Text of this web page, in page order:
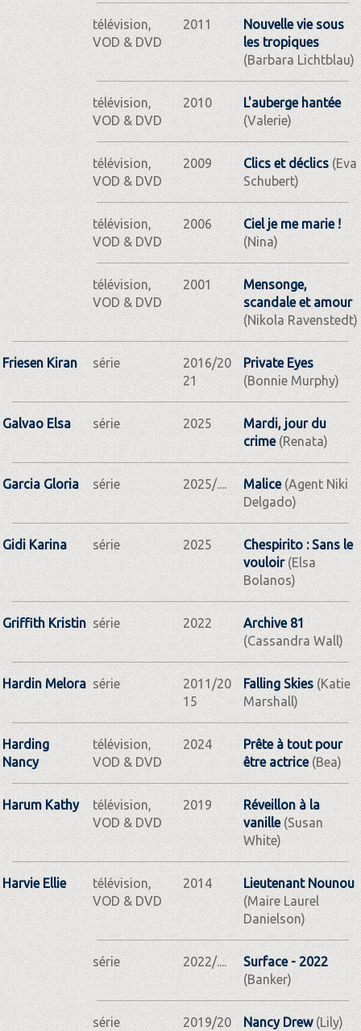
télévision,
VOD & DVD
2011
Nouvelle vie sous
les tropiques
(Barbara Lichtblau)
télévision,
VOD & DVD
2010
L'auberge hantée
(Valerie)
télévision,
VOD & DVD
2009 Clics et déclics(Eva
Schubert)
télévision,
VOD & DVD
2006
Ciel je me marie !
(Nina)
télévision,
VOD & DVD
2001
Mensonge,
scandale et amour
(Nikola Ravenstedt)
Friesen Kiran série
2016/20
21
Private Eyes
(Bonnie Murphy)
Galvao Elsa série 2025
Mardi, jour du
crime(Renata)
Garcia Gloria série 2025/.... Malice(Agent Niki
Delgado)
Gidi Karina série 2025
Chespirito : Sans le
vouloir(Elsa
Bolanos)
Griffith Kristin série 2022
Archive 81
(Cassandra Wall)
Hardin Melora série
2011/20
15
Falling Skies(Katie
Marshall)
Harding
Nancy
télévision,
VOD & DVD
2024
Prête à tout pour
être actrice(Bea)
Harum Kathy
télévision,
VOD & DVD
2019
Réveillon à la
vanille(Susan
White)
Harvie Ellie
télévision,
VOD & DVD
2014
Lieutenant Nounou
(Maire Laurel
Danielson)
série 2022/....
Surface - 2022
(Banker)
série
2019/20
Nancy Drew(Lily)